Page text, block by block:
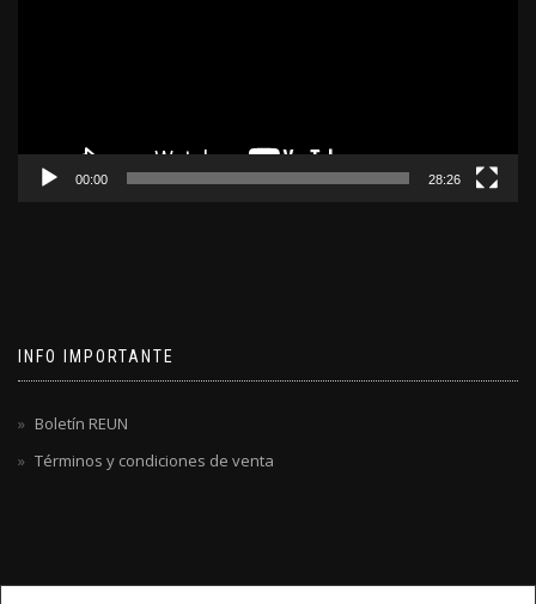
00:00 28:26
INFO IMPORTANTE
Boletín REUN
Términos y condiciones de venta